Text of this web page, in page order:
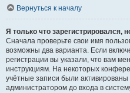
Вернуться к началу
Я только что зарегистрировался,
Сначала проверьте свои имя
возможны два варианта. Если
регистрации вы указали, что вам
инструкциям. На некоторых
учётные записи были
администратором до входа в